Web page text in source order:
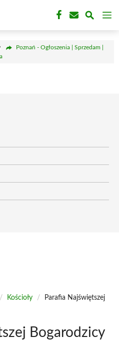
Poznań - Ogłoszenia | Sprzedam |
/ Kościoły /
Parafia Najświętszej
Bogarodzicy